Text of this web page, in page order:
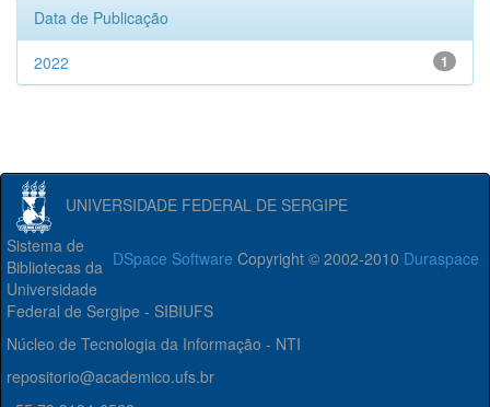
Data de Publicação
1
2022
UNIVERSIDADE FEDERAL DE SERGIPE
DSpace Software Copyright © 2002-2010 Duraspace
Sistema de
Bibliotecas da
Universidade
Federal de Sergipe - SIBIUFS
Núcleo de Tecnologia da Informação - NTI
repositorio@academico.ufs.br